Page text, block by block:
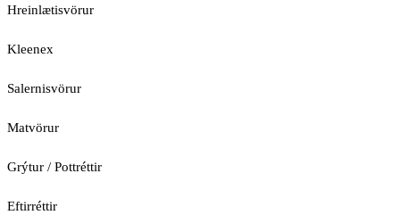
Hreinlætisvörur
Kleenex
Salernisvörur
Matvörur
Grýtur / Pottréttir
Eftirréttir